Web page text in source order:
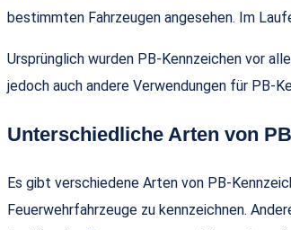
bestimmten Fahrzeugen angesehen. Im
Ursprünglich wurden PB-Kennzeichen vor
jedoch auch andere Verwendungen für PB-
Unterschiedliche Arten von
Es gibt verschiedene Arten von PB-
Feuerwehrfahrzeuge zu kennzeichnen.